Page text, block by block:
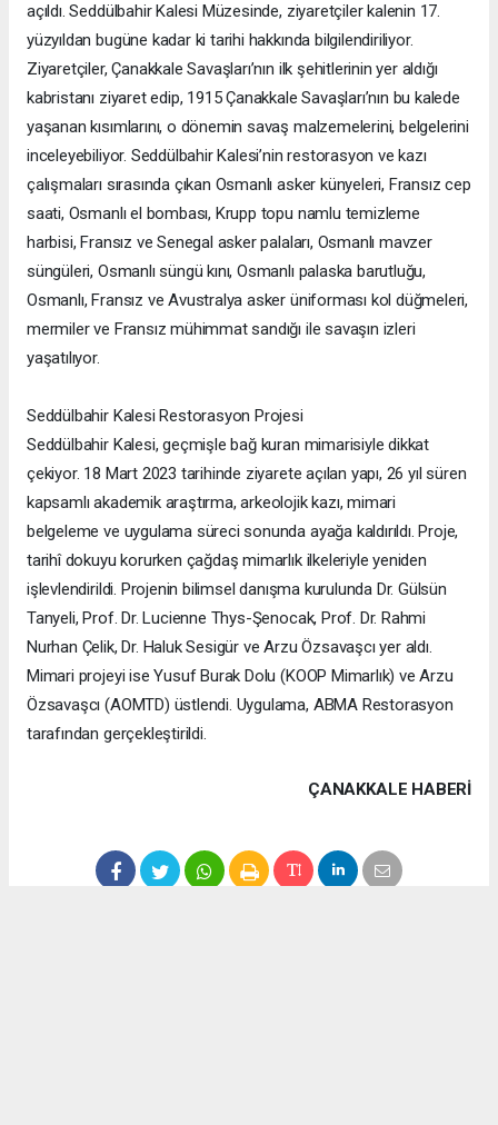
açıldı. Seddülbahir Kalesi Müzesinde, ziyaretçiler kalenin 17.
yüzyıldan bugüne kadar ki tarihi hakkında bilgilendiriliyor.
Ziyaretçiler, Çanakkale Savaşları’nın ilk şehitlerinin yer aldığı
kabristanı ziyaret edip, 1915 Çanakkale Savaşları’nın bu kalede
yaşanan kısımlarını, o dönemin savaş malzemelerini, belgelerini
inceleyebiliyor. Seddülbahir Kalesi’nin restorasyon ve kazı
çalışmaları sırasında çıkan Osmanlı asker künyeleri, Fransız cep
saati, Osmanlı el bombası, Krupp topu namlu temizleme
harbisi, Fransız ve Senegal asker palaları, Osmanlı mavzer
süngüleri, Osmanlı süngü kını, Osmanlı palaska barutluğu,
Osmanlı, Fransız ve Avustralya asker üniforması kol düğmeleri,
mermiler ve Fransız mühimmat sandığı ile savaşın izleri
yaşatılıyor.
Seddülbahir Kalesi Restorasyon Projesi
Seddülbahir Kalesi, geçmişle bağ kuran mimarisiyle dikkat
çekiyor. 18 Mart 2023 tarihinde ziyarete açılan yapı, 26 yıl süren
kapsamlı akademik araştırma, arkeolojik kazı, mimari
belgeleme ve uygulama süreci sonunda ayağa kaldırıldı. Proje,
tarihî dokuyu korurken çağdaş mimarlık ilkeleriyle yeniden
işlevlendirildi. Projenin bilimsel danışma kurulunda Dr. Gülsün
Tanyeli, Prof. Dr. Lucienne Thys-Şenocak, Prof. Dr. Rahmi
Nurhan Çelik, Dr. Haluk Sesigür ve Arzu Özsavaşcı yer aldı.
Mimari projeyi ise Yusuf Burak Dolu (KOOP Mimarlık) ve Arzu
Özsavaşcı (AOMTD) üstlendi. Uygulama, ABMA Restorasyon
tarafından gerçekleştirildi.
ÇANAKKALE HABERİ